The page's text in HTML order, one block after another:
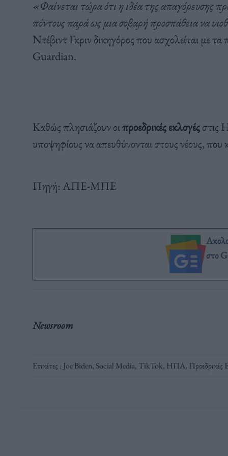
«Φαίνεται τώρα ότι η ιδέα της απαγόρευσης
πόντους παρά ως μια σοβαρή προσπάθεια να
Ντέβιντ Γκριν δικηγόρος που ασχολείται με
Guardian.
Καθώς πλησιάζουν οιπροεδρικές εκλογέςστις
υποψηφίους να απευθύνονται στους νέους,
Πηγή: ΑΠΕ-ΜΠΕ
στο
Newsroom
Ετικέτες : Joe Biden, Social Media, TikTok, ΗΠΑ, Προεδρικές